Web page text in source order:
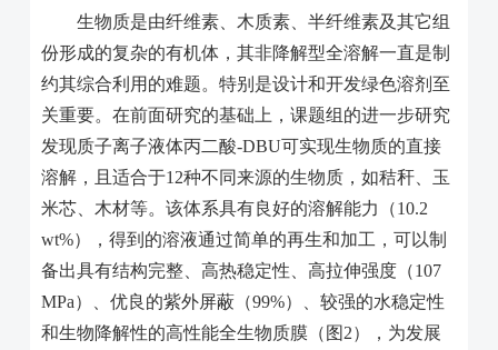
生物质是由纤维素、木质素、半纤维素及其它组
份形成的复杂的有机体，其非降解型全溶解一直是制
约其综合利用的难题。特别是设计和开发绿色溶剂至
关重要。在前面研究的基础上，课题组的进一步研究
发现质子离子液体丙二酸-DBU可实现生物质的直接
溶解，且适合于12种不同来源的生物质，如秸秆、玉
米芯、木材等。该体系具有良好的溶解能力（10.2
wt%），得到的溶液通过简单的再生和加工，可以制
备出具有结构完整、高热稳定性、高拉伸强度（107
MPa）、优良的紫外屏蔽（99%）、较强的水稳定性
和生物降解性的高性能全生物质膜（图 2），为发展